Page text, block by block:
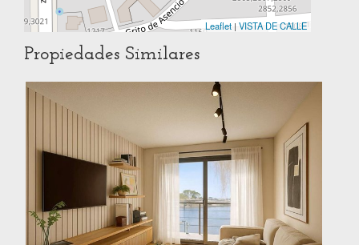
Leaflet | VISTA DE CALLE
Propiedades Similares